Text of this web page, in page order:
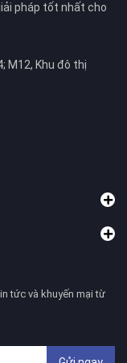
pháp tốt nhất cho
M12, Khu đô thị
tức và khuyến mại từ